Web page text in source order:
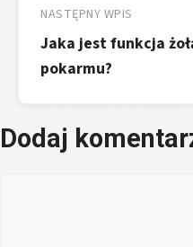
NASTĘPNY WPIS
Jaka jest funkcja
pokarmu?
Dodaj